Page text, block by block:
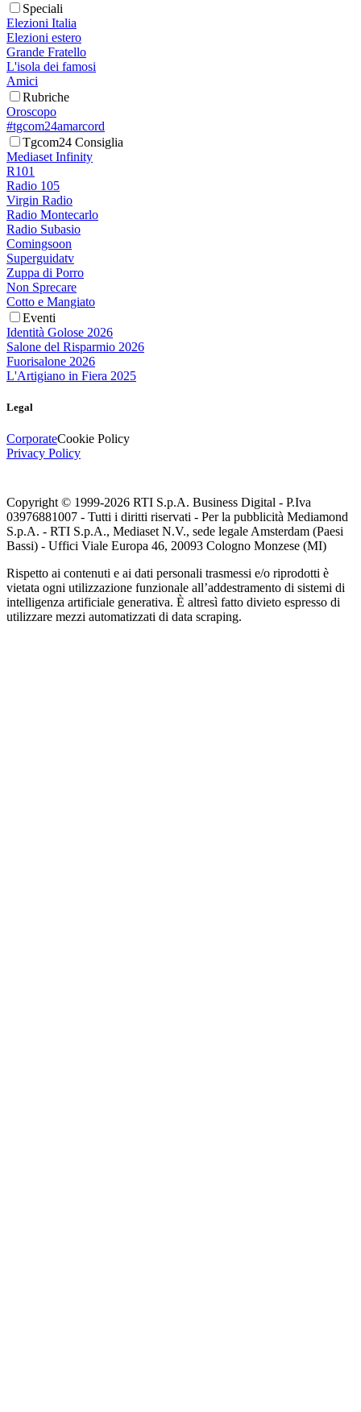
Speciali
Elezioni Italia
Elezioni estero
Grande Fratello
L'isola dei famosi
Amici
Rubriche
Oroscopo
#tgcom24amarcord
Tgcom24 Consiglia
Mediaset Infinity
R101
Radio 105
Virgin Radio
Radio Montecarlo
Radio Subasio
Comingsoon
Superguidatv
Zuppa di Porro
Non Sprecare
Cotto e Mangiato
Eventi
Identità Golose 2026
Salone del Risparmio 2026
Fuorisalone 2026
L'Artigiano in Fiera 2025
Legal
CorporateCookie Policy
Privacy Policy
Copyright © 1999-2026 RTI S.p.A. Business Digital - P.Iva
03976881007 - Tutti i diritti riservati - Per la pubblicità Mediamond
S.p.A. - RTI S.p.A., Mediaset N.V., sede legale Amsterdam (Paesi
Bassi) - Uffici Viale Europa 46, 20093 Cologno Monzese (MI)
Rispetto ai contenuti e ai dati personali trasmessi e/o riprodotti è
vietata ogni utilizzazione funzionale all’addestramento di sistemi di
intelligenza artificiale generativa. È altresì fatto divieto espresso di
utilizzare mezzi automatizzati di data scraping.